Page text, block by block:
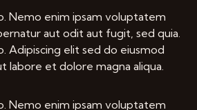
Nemo enim ipsam voluptatem
aut odit aut fugit, sed quia.
Adipiscing elit sed do eiusmod
labore et dolore magna aliqua.
Nemo enim ipsam voluptatem